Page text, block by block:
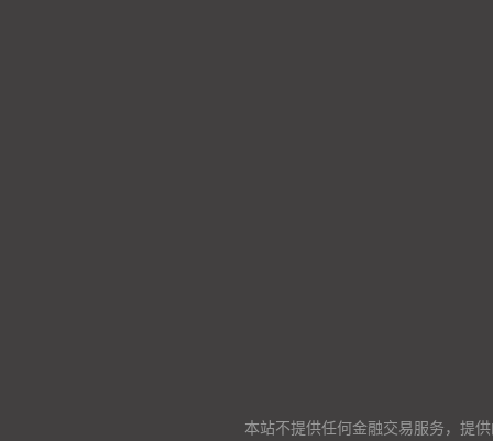
本站不提供任何金融交易服务，提